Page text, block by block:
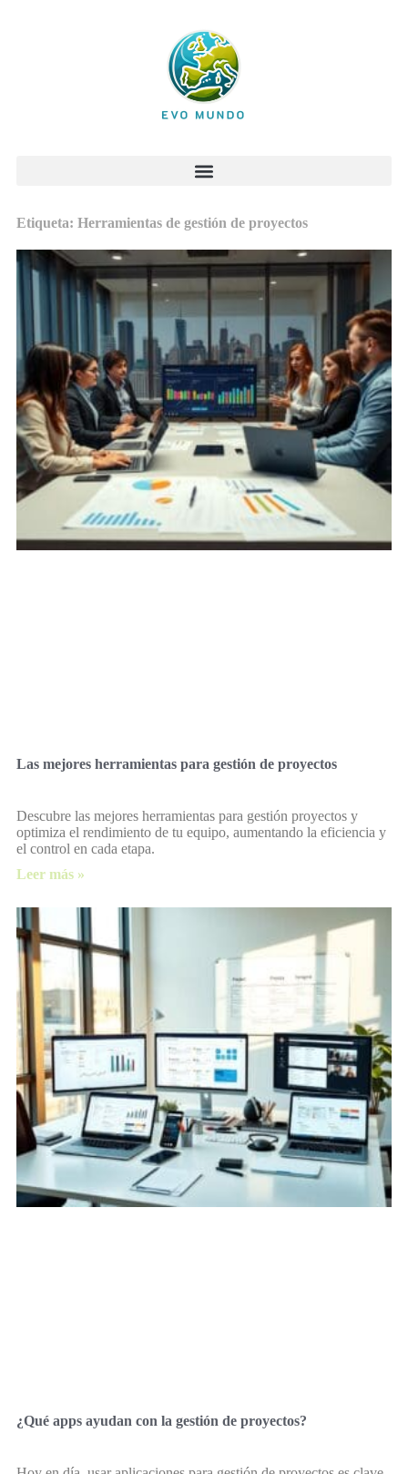
Etiqueta: Herramientas de gestión de proyectos
Las mejores herramientas para gestión de proyectos
Descubre las mejores herramientas para gestión proyectos y
optimiza el rendimiento de tu equipo, aumentando la eficiencia y
el control en cada etapa.
Leer más »
¿Qué apps ayudan con la gestión de proyectos?